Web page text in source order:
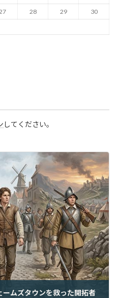
28 29
30
してください。
ムズタウンを救った開拓者